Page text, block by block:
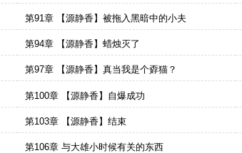
第91章 【源静香】被拖入黑暗中的小夫
第94章 【源静香】蜡烛灭了
第97章 【源静香】真当我是个孬猫？
第100章 【源静香】自爆成功
第103章 【源静香】结束
第106章 与大雄小时候有关的东西